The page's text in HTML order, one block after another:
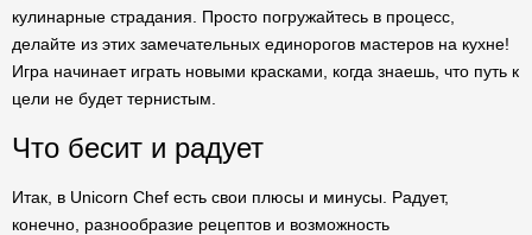
кулинарные страдания. Просто погружайтесь в процесс,
делайте из этих замечательных единорогов мастеров на кухне!
Игра начинает играть новыми красками, когда знаешь, что путь к
цели не будет тернистым.
Что бесит и радует
Итак, в Unicorn Chef есть свои плюсы и минусы. Радует,
конечно, разнообразие рецептов и возможность